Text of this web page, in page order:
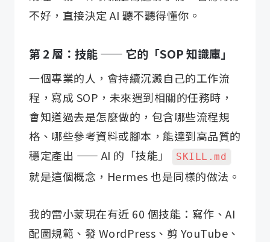
不好，直接決定 AI 聽不聽得懂你。
第 2 層：技能 —— 它的「SOP 知識庫」
一個專業的人，會持續沉澱自己的工作流
程，寫成 SOP，未來遇到相關的任務時，
會知道過去是怎麼做的，包含哪些流程規
格、哪些參考資料或腳本，能達到高品質的
穩定產出 —— AI 的「技能」
SKILL.md
就是這個概念，Hermes 也是同樣的做法。
我的雷小蒙現在有近 60 個技能：寫作、AI
配圖規範、發 WordPress、剪 YouTube、